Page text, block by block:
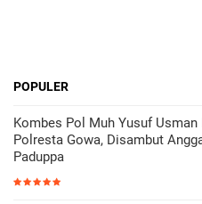
POPULER
Kombes Pol Muh Yusuf Usman
Polresta Gowa, Disambut
Paduppa